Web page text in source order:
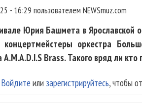
- 16:29 пользователем NEWSmuz.com
Юрия Башмета в Ярославской
концертмейстеры оркестра
A.M.A.D.I.S Brass. Такого вряд ли
Войдите или зарегистрируйтесь, чтобы